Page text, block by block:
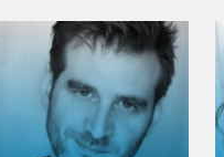
AGENCE VMA